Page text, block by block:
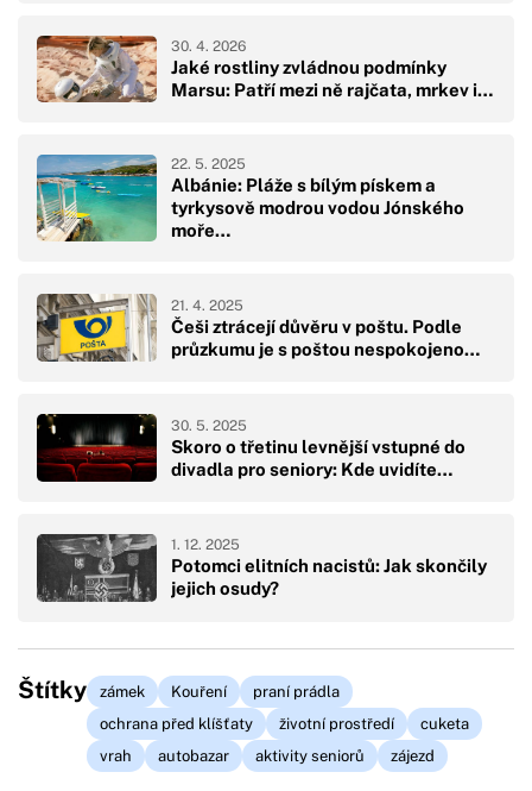
Jaké rostliny zvládnou podmínky
Marsu: Patří mezi ně rajčata, mrkev i…
30. 4. 2026
Albánie: Pláže s bílým pískem a
tyrkysově modrou vodou Jónského
moře…
22. 5. 2025
Češi ztrácejí důvěru v poštu. Podle
průzkumu je s poštou nespokojeno…
21. 4. 2025
Skoro o třetinu levnější vstupné do
divadla pro seniory: Kde uvidíte…
30. 5. 2025
Potomci elitních nacistů: Jak skončily
jejich osudy?
1. 12. 2025
Štítky zámek Kouření
praní prádla
ochrana před klíšťaty
životní prostředí
cuketa
vrah
autobazar aktivity seniorů zájezd